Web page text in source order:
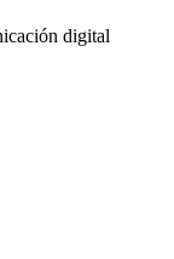
digital